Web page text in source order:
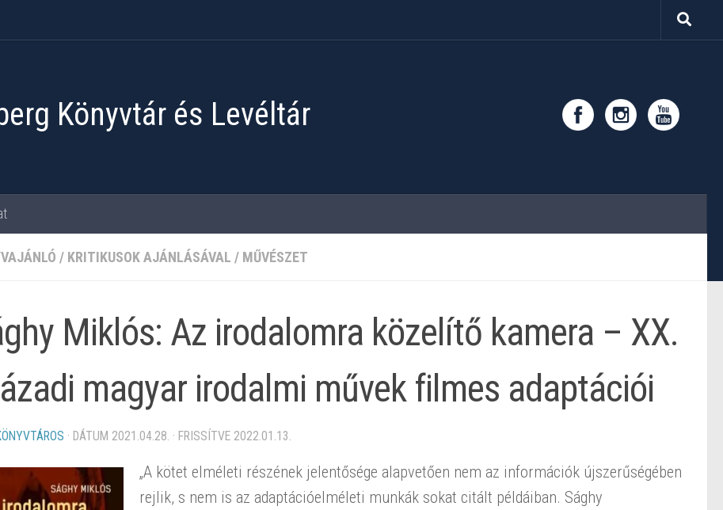
Könyvtár és Levéltár
/ KRITIKUSOK AJÁNLÁSÁVAL / MŰVÉSZET
Miklós: Az irodalomra közelítő kamera – XX.
magyar irodalmi művek filmes adaptációi
· DÁTUM 2021.04.28. · FRISSÍTVE 2022.01.13.
„A kötet elméleti részének jelentősége alapvetően nem az információk újszerűségében
rejlik, s nem is az adaptációelméleti munkák sokat citált példáiban. Sághy